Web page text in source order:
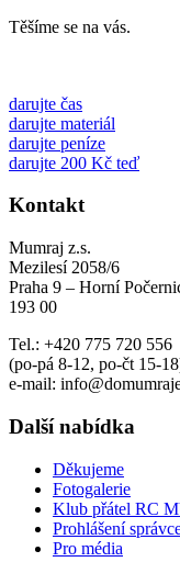
Těšíme se na vás.
darujte čas
darujte materiál
darujte peníze
darujte 200 Kč teď
Kontakt
Mumraj z.s.
Mezilesí 2058/6
Praha 9 – Horní
193 00
Tel.: +420 775 720 556
(po-pá 8-12, po-čt 15-
e-mail:
Další nabídka
Děkujeme
Fotogalerie
Klub přátel RC
Prohlášení
Pro média